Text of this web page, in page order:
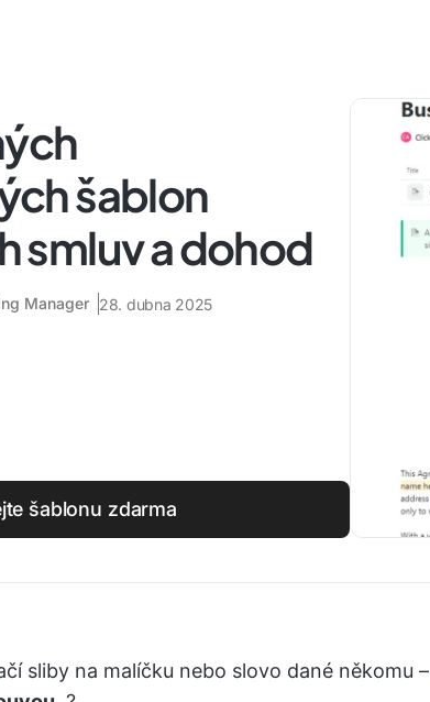
šablon
smluv a dohod
Manager 28. dubna 2025
šablonu zdarma
sliby na malíčku nebo slovo dané někomu –